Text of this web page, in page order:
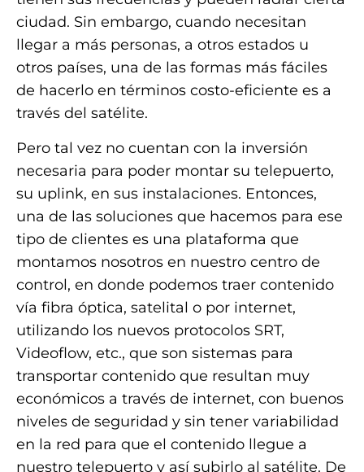
ciudad. Sin embargo, cuando necesitan
llegar a más personas, a otros estados u
otros países, una de las formas más fáciles
de hacerlo en términos costo-eficiente es a
través del satélite.
Pero tal vez no cuentan con la inversión
necesaria para poder montar su telepuerto,
su uplink, en sus instalaciones. Entonces,
una de las soluciones que hacemos para ese
tipo de clientes es una plataforma que
montamos nosotros en nuestro centro de
control, en donde podemos traer contenido
vía fibra óptica, satelital o por internet,
utilizando los nuevos protocolos SRT,
Videoflow, etc., que son sistemas para
transportar contenido que resultan muy
económicos a través de internet, con buenos
niveles de seguridad y sin tener variabilidad
en la red para que el contenido llegue a
nuestro telepuerto y así subirlo al satélite. De